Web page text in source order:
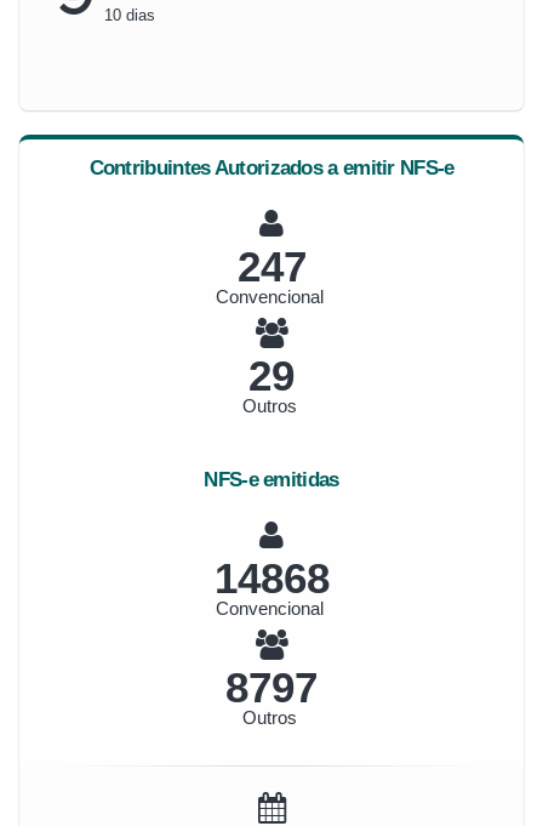
10 dias
Contribuintes Autorizados a emitir NFS-e
265
Convencional
33
Outros
NFS-e emitidas
17155
Convencional
10150
Outros